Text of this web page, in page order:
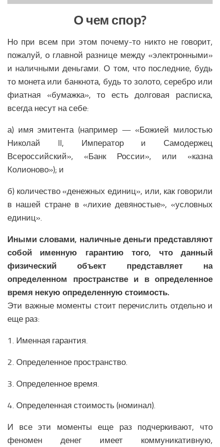
Общество Северной Америки
Экономика Северной Америки
АФРИКА
Аналитика Африки
Вооружение Африки
История Африки
Политика Африки
Религия в Африке
Наука Африки
Общество Африки
АРКТИКА
Вооружение в Арктике
О чем спор?
Но при всем при этом почему-то никто не говорит,
пожалуй, о главной разнице между «электронными»
и наличными деньгами. О том, что последние, будь
то монета или банкнота, будь то золото, серебро или
фиатная «бумажка», то есть долговая расписка,
всегда несут на себе:
а) имя эмитента (например — «Божией милостью
Николай II, Император и Самодержец
Всероссийский», «Банк России», или «казна
Колионово»); и
б) количество «денежных единиц», или, как говорили
в нашей стране в «лихие девяностые», «условных
единиц».
Иными словами, наличные деньги представляют
собой именную гарантию того, что данный
физический объект представляет на
определенном пространстве и в определенное
время некую определенную стоимость.
Эти важные моменты стоит перечислить отдельно и
еще раз:
1. Именная гарантия.
2. Определенное пространство.
3. Определенное время.
4. Определенная стоимость (номинал).
И все эти моменты еще раз подчеркивают, что
феномен денег имеет коммуникативную,